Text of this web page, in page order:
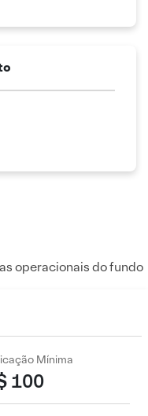
operacionais do fundo
Mínima
100